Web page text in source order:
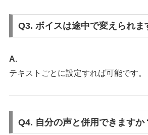
Q3. ボイスは途中で変えられま
A.
テキストごとに設定すれば可能です。
Q4. 自分の声と併用できますか